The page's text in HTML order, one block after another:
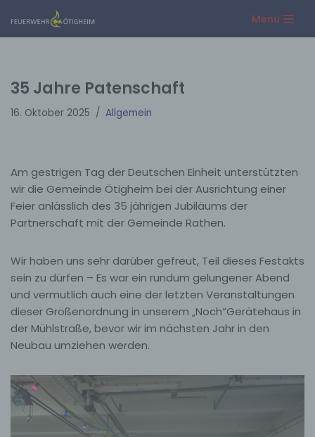
Zum
Menu
35 Jahre Patenschaft
16. Oktober 2025 Allgemein
Am gestrigen Tag der Deutschen Einheit unterstützten
wir die Gemeinde Ötigheim bei der Ausrichtung einer
Feier anlässlich des 35 jährigen Jubiläums der
Partnerschaft mit der Gemeinde Rathen.
Wir haben uns sehr darüber gefreut, Teil dieses Festakts
sein zu dürfen – Es war ein rundum gelungener Abend
und vermutlich auch eine der letzten Veranstaltungen
dieser Größenordnung in unserem „Noch“Gerätehaus in
der Mühlstraße, bevor wir im nächsten Jahr in den
Neubau umziehen werden.